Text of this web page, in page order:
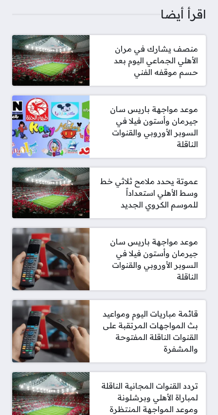
اقرأ أيضا
منصف يشارك في مران
الأهلي الجماعي اليوم بعد
حسم موقفه الفني
موعد مواجهة باريس سان
جيرمان وأستون فيلا في
السوبر الأوروبي والقنوات
الناقلة
عموتة يحدد ملامح ثلاثي خط
وسط الأهلي استعداداً
للموسم الكروي الجديد
موعد مواجهة باريس سان
جيرمان وأستون فيلا في
السوبر الأوروبي والقنوات
الناقلة
قائمة مباريات اليوم ومواعيد
بث المواجهات المرتقبة على
القنوات الناقلة المفتوحة
والمشفرة
تردد القنوات المجانية الناقلة
لمباراة الأهلي وبرشلونة
وموعد المواجهة المنتظرة